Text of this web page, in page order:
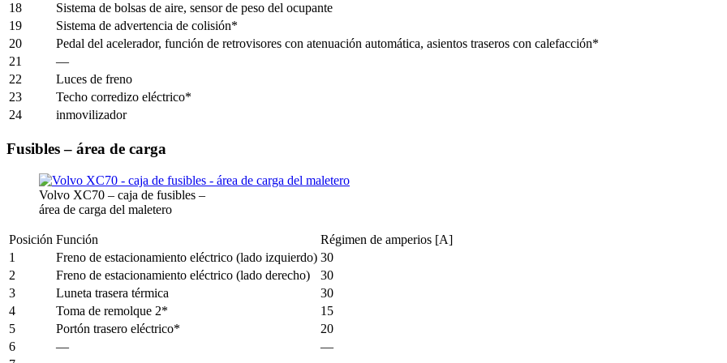
18
Sistema de bolsas de aire, sensor de peso del ocupante
19
Sistema de advertencia de colisión*
20
Pedal del acelerador, función de retrovisores con atenuación automática, asientos traseros con calefacción*
21
—
22
Luces de freno
23
Techo corredizo eléctrico*
24
inmovilizador
Fusibles – área de carga
Volvo XC70 – caja de fusibles –
área de carga del maletero
Posición Función
Régimen de amperios [A]
1
Freno de estacionamiento eléctrico (lado izquierdo) 30
2
Freno de estacionamiento eléctrico (lado derecho)
30
3
Luneta trasera térmica
30
4
Toma de remolque 2*
15
5
Portón trasero eléctrico*
20
6
—
—